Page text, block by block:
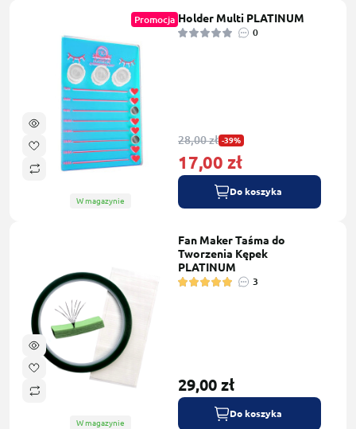
Promocja
W magazynie
Holder Multi PLATINUM
0
28,00 zł -39%
17,00 zł
Do koszyka
W magazynie
Fan Maker Taśma do
Tworzenia Kępek
PLATINUM
3
29,00 zł
Do koszyka